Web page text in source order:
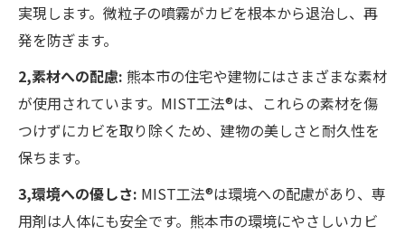
実現します。微粒子の噴霧がカビを根本から退治し、再
発を防ぎます。
2,素材への配慮: 熊本市の住宅や建物にはさまざまな素材
が使用されています。MIST工法®は、これらの素材を傷
つけずにカビを取り除くため、建物の美しさと耐久性を
保ちます。
3,環境への優しさ: MIST工法®は環境への配慮があり、専
用剤は人体にも安全です。熊本市の環境にやさしいカビ